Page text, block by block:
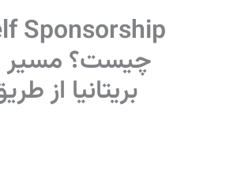
چیست؟ مسیر
بریتانیا از